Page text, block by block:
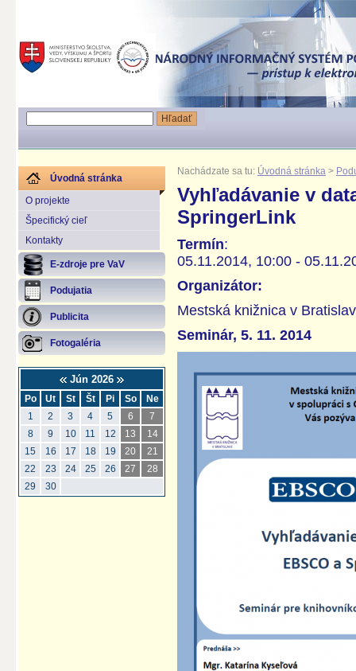
Úvodná stránka
O projekte
Špecifický cieľ
Kontakty
E-zdroje pre VaV
Podujatia
Publicita
Fotogaléria
Jún 2026
Po Ut St Št Pi So
Ne
1
2 3 4 5 6
7
8
9 10 11 12 13
14
15
16 17 18 19 20
21
22
23 24 25 26 27
28
29
30
Nachádzate sa tu: Úvodná stránka >
Vyhľadávanie v
SpringerLink
Termín:
05.11.2014, 10:00 -
Organizátor:
Mestská knižnica v
Seminár, 5. 11. 2014